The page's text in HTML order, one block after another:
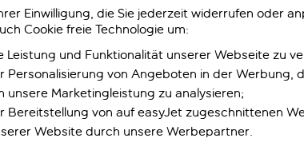
Einwilligung, die Sie jederzeit widerrufen oder
Cookie freie Technologie um:
Leistung und Funktionalität unserer Webseite zu
Personalisierung von Angeboten in der Werbung,
unsere Marketingleistung zu analysieren;
Bereitstellung von auf easyJet zugeschnittenen
Website durch unsere Werbepartner.